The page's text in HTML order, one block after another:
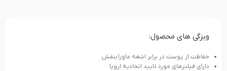
ویزگی های محصول:
حفاظت از پوست در برابر اشعه ماورا بنفش
دارای فیلترهای مورد تایید اتحادیه اروپا